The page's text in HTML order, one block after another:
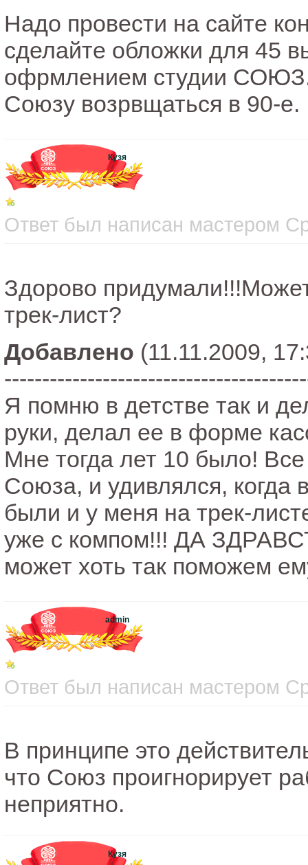
Надо провести на сайте
сделайте обложки для 45
офрмлением студии СОЮЗ.
Союзу возрвщаться в 90-е.
Кузя
Ответ был написан мастером
Здорово
трек-лист?
Добавлено (11.11.2009,
Я помню в детстве так и
руки, делал ее в форме
Мне тогда лет 10 было!
Союза, и удивлялся, когда
были и у меня на трек-
уже с компом!!! ДА
может хоть так поможем
admin
Ответ был написан мастером
В принципе это
что Союз проигнорирует
неприятно.
Кузя